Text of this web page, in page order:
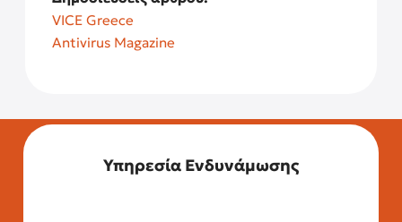
VICE Greece
Antivirus Magazine
Υπηρεσία Ενδυνάμωσης